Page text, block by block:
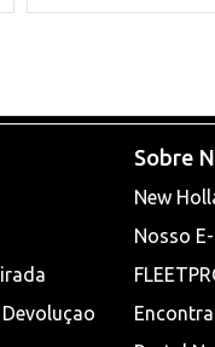
Sobre
New
Nosso